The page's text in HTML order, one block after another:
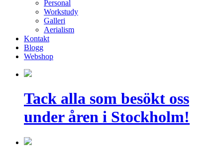
Personal
Workstudy
Galleri
Aerialism
Kontakt
Blogg
Webshop
Tack alla som besökt oss
under åren i Stockholm!